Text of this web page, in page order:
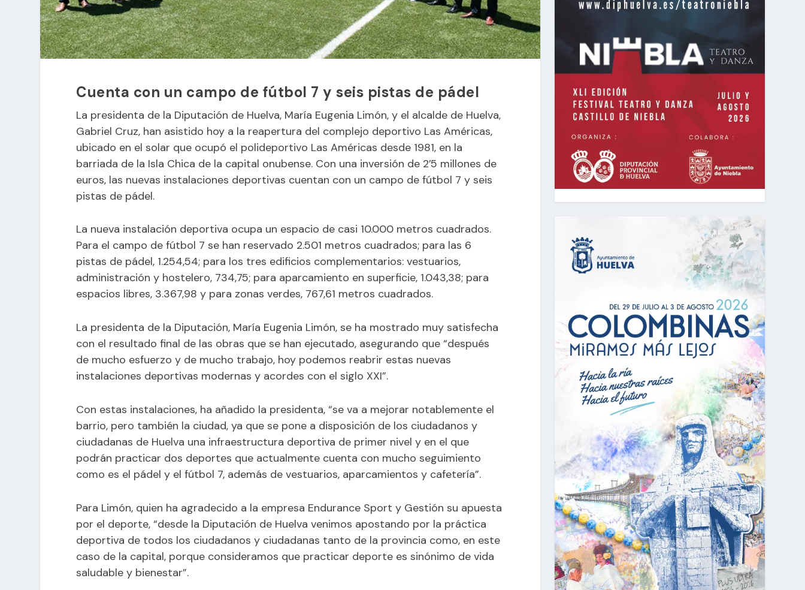
Cuenta con un campo de fútbol 7 y seis pistas de pádel
La presidenta de la Diputación de Huelva, María Eugenia Limón, y el alcalde de Huelva,
Gabriel Cruz, han asistido hoy a la reapertura del complejo deportivo Las Américas,
ubicado en el solar que ocupó el polideportivo Las Américas desde 1981, en la
barriada de la Isla Chica de la capital onubense. Con una inversión de 2’5 millones de
euros, las nuevas instalaciones deportivas cuentan con un campo de fútbol 7 y seis
pistas de pádel.
La nueva instalación deportiva ocupa un espacio de casi 10.000 metros cuadrados.
Para el campo de fútbol 7 se han reservado 2.501 metros cuadrados; para las 6
pistas de pádel, 1.254,54; para los tres edificios complementarios: vestuarios,
administración y hostelero, 734,75; para aparcamiento en superficie, 1.043,38; para
espacios libres, 3.367,98 y para zonas verdes, 767,61 metros cuadrados.
La presidenta de la Diputación, María Eugenia Limón, se ha mostrado muy satisfecha
con el resultado final de las obras que se han ejecutado, asegurando que “después
de mucho esfuerzo y de mucho trabajo, hoy podemos reabrir estas nuevas
instalaciones deportivas modernas y acordes con el siglo XXI”.
Con estas instalaciones, ha añadido la presidenta, “se va a mejorar notablemente el
barrio, pero también la ciudad, ya que se pone a disposición de los ciudadanos y
ciudadanas de Huelva una infraestructura deportiva de primer nivel y en el que
podrán practicar dos deportes que actualmente cuenta con mucho seguimiento
como es el pádel y el fútbol 7, además de vestuarios, aparcamientos y cafetería”.
Para Limón, quien ha agradecido a la empresa Endurance Sport y Gestión su apuesta
por el deporte, “desde la Diputación de Huelva venimos apostando por la práctica
deportiva de todos los ciudadanos y ciudadanas tanto de la provincia como, en este
caso de la capital, porque consideramos que practicar deporte es sinónimo de vida
saludable y bienestar”.